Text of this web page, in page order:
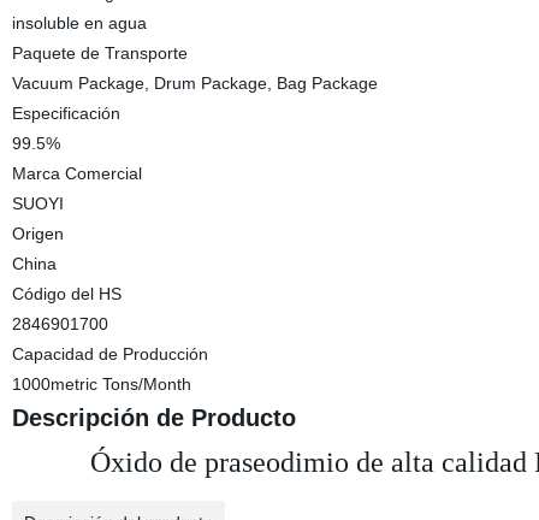
insoluble en agua
Paquete de Transporte
Vacuum Package, Drum Package, Bag Package
Especificación
99.5%
Marca Comercial
SUOYI
Origen
China
Código del HS
2846901700
Capacidad de Producción
1000metric Tons/Month
Descripción de Producto
Óxido de praseodimio de alta